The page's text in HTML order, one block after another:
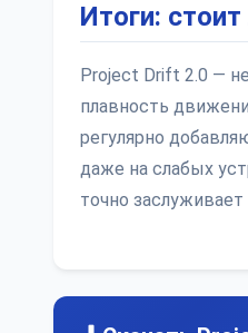
Итоги:
Project Drift 2.0 —
плавность
регулярно
даже на слабых
точно